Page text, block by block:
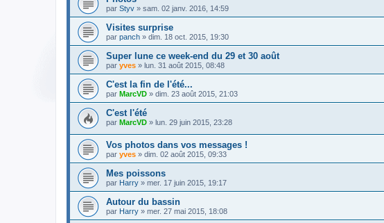
par Styv » sam. 02 janv. 2016, 14:59
Visites surprise
par panch » dim. 18 oct. 2015, 19:30
Super lune ce week-end du 29 et 30 août
par yves » lun. 31 août 2015, 08:48
C'est la fin de l'été...
par MarcVD » dim. 23 août 2015, 21:03
C'est l'été
par MarcVD » lun. 29 juin 2015, 23:28
Vos photos dans vos messages !
par yves » dim. 02 août 2015, 09:33
Mes poissons
par Harry » mer. 17 juin 2015, 19:17
Autour du bassin
par Harry » mer. 27 mai 2015, 18:08